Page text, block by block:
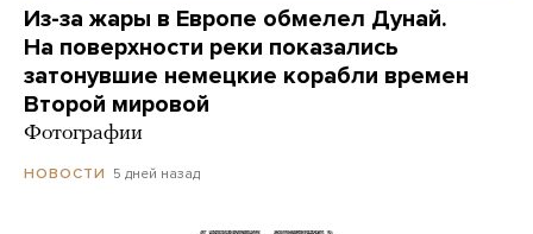
Из-за жары в Европе обмелел Дунай.
На поверхности реки показались
затонувшие немецкие корабли времен
Второй мировой
Фотографии
НОВОСТИ 5 дней назад